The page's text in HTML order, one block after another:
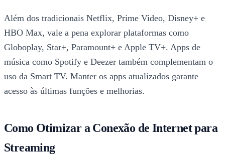
Além dos tradicionais Netflix, Prime Video, Disney+ e
HBO Max, vale a pena explorar plataformas como
Globoplay, Star+, Paramount+ e Apple TV+. Apps de
música como Spotify e Deezer também complementam o
uso da Smart TV. Manter os apps atualizados garante
acesso às últimas funções e melhorias.
Como Otimizar a Conexão de Internet para
Streaming